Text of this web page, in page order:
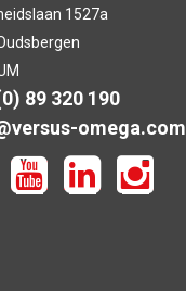
1527a
89 320 190
omega.com